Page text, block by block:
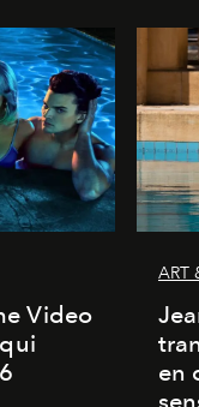
Video
ART
en